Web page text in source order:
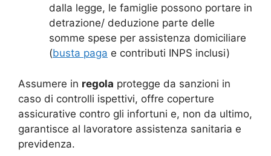
dalla legge, le famiglie possono portare in
detrazione/ deduzione parte delle
somme spese per assistenza domiciliare
(busta paga e contributi INPS inclusi)
Assumere in regola protegge da sanzioni in
caso di controlli ispettivi, offre coperture
assicurative contro gli infortuni e, non da ultimo,
garantisce al lavoratore assistenza sanitaria e
previdenza.